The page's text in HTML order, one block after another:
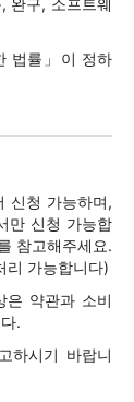
완구, 소프트웨
법률」이 정하
신청 가능하며,
만 신청 가능합
참고해주세요.
리 가능합니다)
은 약관과 소비
.
하시기 바랍니